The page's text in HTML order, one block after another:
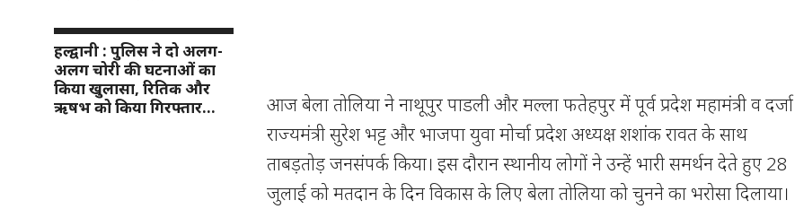
हल्द्वानी : पुलिस ने दो अलग-
अलग चोरी की घटनाओं का
किया खुलासा, रितिक और
ऋषभ को किया गिरफ्तार…
आज बेला तोलिया ने नाथूपुर पाडली और मल्ला फतेहपुर में पूर्व प्रदेश महामंत्री व दर्जा
राज्यमंत्री सुरेश भट्ट और भाजपा युवा मोर्चा प्रदेश अध्यक्ष शशांक रावत के साथ
ताबड़तोड़ जनसंपर्क किया। इस दौरान स्थानीय लोगों ने उन्हें भारी समर्थन देते हुए 28
जुलाई को मतदान के दिन विकास के लिए बेला तोलिया को चुनने का भरोसा दिलाया।